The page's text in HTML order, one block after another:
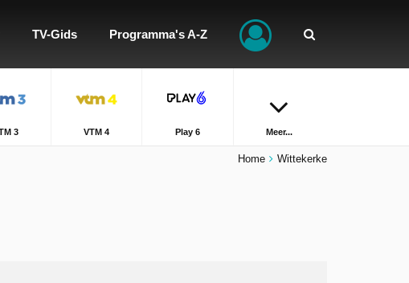
TV-Gids Programma's A-Z
3 VTM 4 Play 6 Meer...
Home Wittekerke